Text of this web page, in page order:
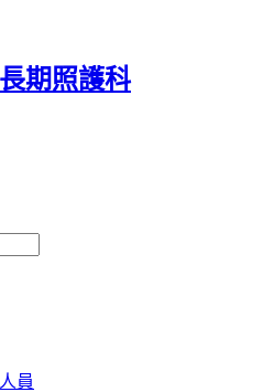
期照護科
員